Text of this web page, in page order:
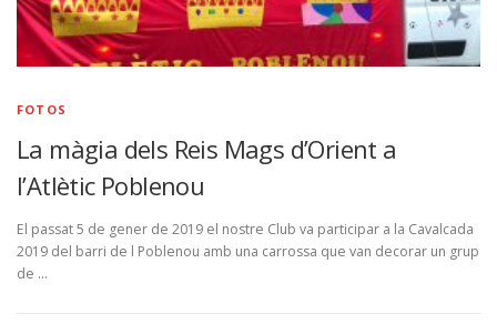
FOTOS
La màgia dels Reis Mags d’Orient a
l’Atlètic Poblenou
El passat 5 de gener de 2019 el nostre Club va participar a la Cavalcada
2019 del barri de l Poblenou amb una carrossa que van decorar un grup
de …